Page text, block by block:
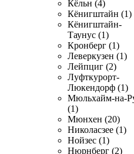
Кёльн (4)
Кёнигштайн (1)
Кёнигштайн-
Таунус (1)
Кронберг (1)
Леверкузен (1)
Лейпциг (2)
Луфткурорт-
Люкендорф (1)
Мюльхайм-на-
(1)
Мюнхен (20)
Николасзее (1)
Нойзес (1)
Нюрнберг (2)